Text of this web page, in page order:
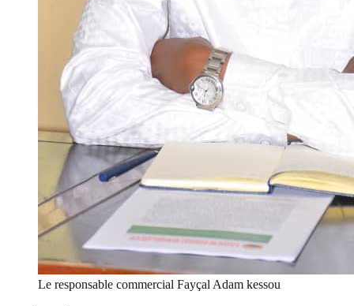
Le responsable commercial Fayçal Adam kessou